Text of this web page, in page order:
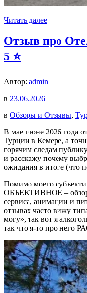
Читать далее
Отзыв про
5 ⭐
Автор: admin
в 23.06.2026
в Обзоры и Отзывы,
В мае-июне 2026 года
Турции в Кемере, а
горячим следам
и расскажу почему
ожидания в итоге (что
Помимо моего
ОБЪЕКТИВНОЕ – обзор
сервиса, анимации и
отзывах часто вижу
могу», так вот я
так что я-то про него